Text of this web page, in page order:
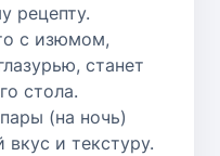
рецепту.
с изюмом,
станет
стола.
(на ночь)
и текстуру.